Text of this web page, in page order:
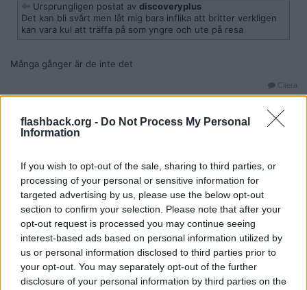
flashback.org - Do Not Process My Personal
Information
If you wish to opt-out of the sale, sharing to third parties, or
processing of your personal or sensitive information for
targeted advertising by us, please use the below opt-out
section to confirm your selection. Please note that after your
opt-out request is processed you may continue seeing
interest-based ads based on personal information utilized by
us or personal information disclosed to third parties prior to
your opt-out. You may separately opt-out of the further
disclosure of your personal information by third parties on the
Ursprungligen postat av discoveryplus
Det kan bli svårt men låt mig bara inflika att britter verkligen
kan vara kul att träffa på som yngre och ute på resa
Många gånger är de inte det
Citera
2026-01-05, 20:13
Franska rivieran. Cannes, Nice, Menton, Antibes är alla stabila. St
Tropez för extra flärd.
Garanterat tomt på dessa lökiga britter från Manchester som bara
bärsar, skriker och spyr dygnet runt.
Citera
2026-01-05, 20:58
Bajseluring
Reg: Okt 2024
Inlägg: 349